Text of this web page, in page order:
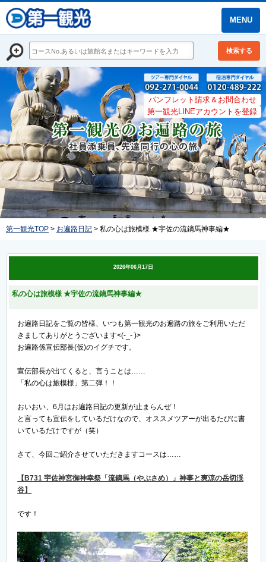
MENU
検索する
パンフレット請求＆お問合わせ
第一観光LINEアカウントを登録
第一観光TOP > お遍路日記 > 私の心は旅模様 ★宇佐の流鏑馬神事編★
2026年06月17日
私の心は旅模様 ★宇佐の流鏑馬神事編★
お遍路日記をご覧の皆様、いつも第一観光のお遍路の旅をご利用いただ
きましてありがとうございます<(-_- )>
お遍路係宣伝部長(仮)のイグチです。
宣伝部長が出てくると、言うことは……
「私の心は旅模様」第二弾！！
おいおい、6月はお遍路日記の更新が止まらんぜ！
と言っても宣伝をしているだけなので、オススメツアーが出るたびに書
いているだけですが（笑）
さて、今回ご紹介させていただきますコースは……
【B731 宇佐神宮御神幸祭「流鏑馬（やぶさめ）」神事と爽涼の岳切渓
谷】
です！